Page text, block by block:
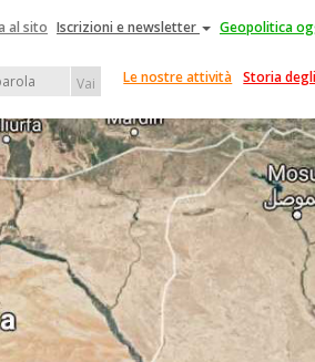
al sito Iscrizioni e newsletter Geopolitica
Vai Le nostre attività Storia